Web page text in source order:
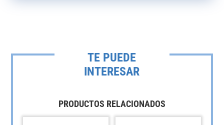
TE PUEDE
INTERESAR
PRODUCTOS RELACIONADOS